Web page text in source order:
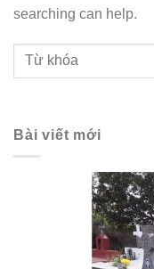
searching can help.
Bài viết mới